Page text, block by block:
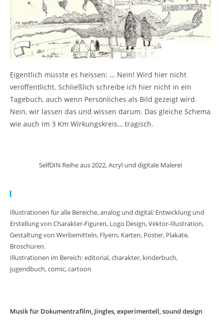
Eigentlich müsste es heissen: … Nein! Wird hier nicht
veröffentlicht. Schließlich schreibe ich hier nicht in ein
Tagebuch, auch wenn Persönliches als Bild gezeigt wird.
Nein, wir lassen das und wissen darum. Das gleiche Schema
wie auch im 3 Km Wirkungskreis… tragisch.
SelfDIN Reihe aus 2022, Acryl und digitale Malerei
Illustrationen für alle Bereiche, analog und digital; Entwicklung und
Erstellung von Charakter-Figuren, Logo Design, Vektor-Illustration,
Gestaltung von Werbemitteln, Flyern, Karten, Poster, Plakate,
Broschüren.
Illustrationen im Bereich: editorial, charakter, kinderbuch,
jugendbuch, comic, cartoon
Musik für Dokumentrafilm, Jingles, experimentell, sound design